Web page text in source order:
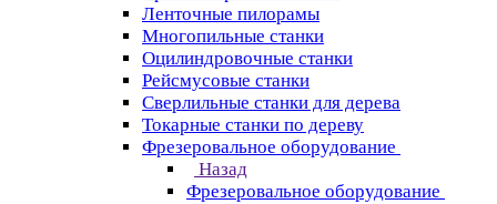
Ленточные пилорамы
Многопильные станки
Оцилиндровочные станки
Рейсмусовые станки
Сверлильные станки для дерева
Токарные станки по дереву
Фрезеровальное оборудование
Назад
Фрезеровальное оборудование